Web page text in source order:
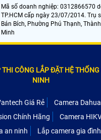
Mã số doanh nghiệp: 0312866570
TP.HCM cấp ngày 23/07/2014. Trụ
Bán Bích, Phường Phú Thạnh,
Minh
CÔNG LẮP ĐẶT HỆ
NINH
Giá Rẻ
Camera
Chính Hãng
Camera
an ninh
Lắp camera gia đình